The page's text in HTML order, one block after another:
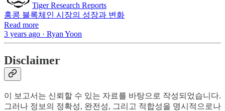
Tiger Research Reports
홍콩 블록체인 시장의 성장과 변화
Read more
3 years ago · Ryan Yoon
Disclaimer
이 보고서는 신뢰할 수 있는 자료를 바탕으로 작성되었습니다.
그러나 정보의 정확성, 완전성, 그리고 적합성을 명시적으로나